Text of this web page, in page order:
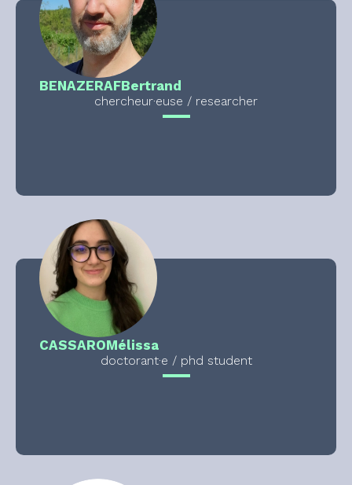
BENAZERAFBertrand
chercheur·euse / researcher
CASSAROMélissa
doctorant·e / phd student